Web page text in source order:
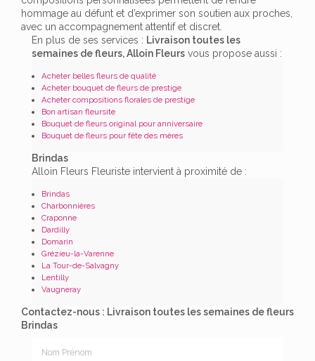
hommage au défunt et d’exprimer son soutien aux proches,
avec un accompagnement attentif et discret.
En plus de ses services : Livraison toutes les
semaines de fleurs, Alloin Fleurs vous propose aussi :
Acheter belles fleurs de qualité
Acheter bouquet de fleurs de prestige
Acheter compositions florales de prestige
Bon artisan fleursite
Bouquet de fleurs original pour anniversaire
Bouquet de fleurs pour fête des mères
Brindas
Alloin Fleurs Fleuriste intervient à proximité de :
Brindas
Charbonnières
Craponne
Dardilly
Domarin
Grézieu-la-Varenne
La Tour-de-Salvagny
Lentilly
Vaugneray
Contactez-nous : Livraison toutes les semaines de fleurs
Brindas